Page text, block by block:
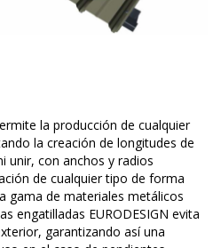
la producción de cualquier
la creación de longitudes de
unir, con anchos y radios
de cualquier tipo de forma
gama de materiales metálicos
engatilladas EURODESIGN evita
garantizando así una